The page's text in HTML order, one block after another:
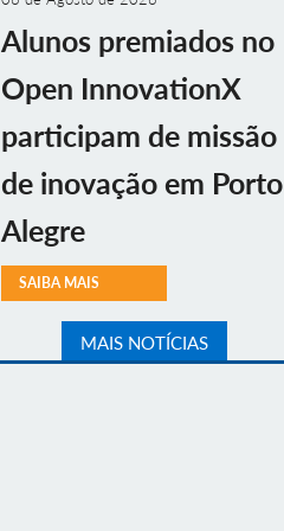
Alunos premiados no
Open InnovationX
participam de missão
de inovação em Porto
Alegre
SAIBA MAIS
MAIS NOTÍCIAS